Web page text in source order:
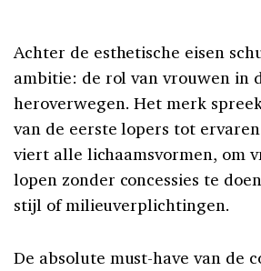
Achter de esthetische eisen
ambitie: de rol van vrouwen in
heroverwegen. Het merk
van de eerste lopers tot
viert alle lichaamsvormen, om
lopen zonder concessies te
stijl of milieuverplichtingen.
De absolute must-have van de